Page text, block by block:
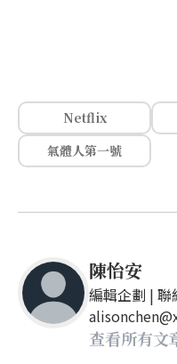
Netflix
氣體人第一號
陳怡安
編輯企劃 | 聯
查看所有文